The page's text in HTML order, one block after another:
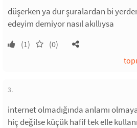
düşerken ya dur şuralardan bi
edeyim demiyor nasıl akıllıysa
(1) (0)
3.
internet olmadığında anlamı
hiç değilse küçük hafif tek elle